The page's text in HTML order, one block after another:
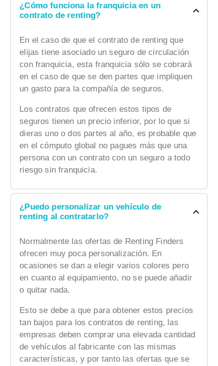
¿Cómo funciona la franquicia en un
contrato de renting?
En el caso de que el contrato de renting que
elijas tiene asociado un seguro de circulación
con franquicia, esta franquicia sólo se cobrará
en el caso de que se den partes que impliquen
un gasto para la compañía de seguros.
Los contratos que ofrecen estos tipos de
seguros tienen un precio inferior, por lo que si
dieras uno o dos partes al año, es probable que
en el cómputo global no pagues más que una
persona con un contrato con un seguro a todo
riesgo sin franquicia.
¿Puedo personalizar un vehículo de
renting al contratarlo?
Normalmente las ofertas de Renting Finders
ofrecen muy poca personalización. En
ocasiones se dan a elegir varios colores pero
en cuanto al equipamiento, no se puede añadir
o quitar nada.
Esto se debe a que para obtener estos precios
tan bajos para los contratos de renting, las
empresas deben comprar una elevada cantidad
de vehículos al fabricante con las mismas
características, y por tanto las ofertas que se